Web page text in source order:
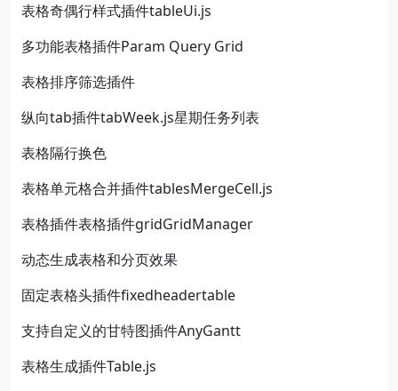
表格奇偶行样式插件tableUi.js
多功能表格插件Param Query Grid
表格排序筛选插件
纵向tab插件tabWeek.js星期任务列表
表格隔行换色
表格单元格合并插件tablesMergeCell.js
表格插件表格插件gridGridManager
动态生成表格和分页效果
固定表格头插件fixedheadertable
支持自定义的甘特图插件AnyGantt
表格生成插件Table.js